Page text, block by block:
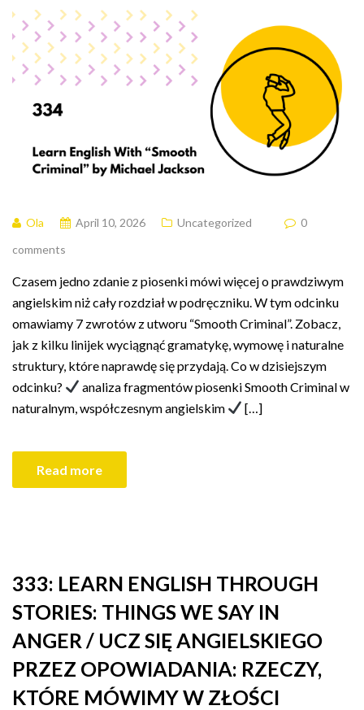
Ola April 10, 2026 Uncategorized
0
comments
Czasem jedno zdanie z piosenki mówi więcej o prawdziwym
angielskim niż cały rozdział w podręczniku. W tym odcinku
omawiamy 7 zwrotów z utworu “Smooth Criminal”. Zobacz,
jak z kilku linijek wyciągnąć gramatykę, wymowę i naturalne
struktury, które naprawdę się przydają. Co w dzisiejszym
odcinku?
analiza fragmentów piosenki Smooth Criminal w
naturalnym, współczesnym angielskim
[…]
Read more
333: LEARN ENGLISH THROUGH
STORIES: THINGS WE SAY IN
ANGER / UCZ SIĘ ANGIELSKIEGO
PRZEZ OPOWIADANIA: RZECZY,
KTÓRE MÓWIMY W ZŁOŚCI